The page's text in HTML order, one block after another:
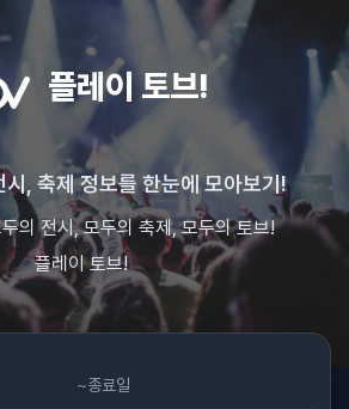
플레이 토브!
, 축제 정보를 한눈에 모아보기!
의 전시, 모두의 축제, 모두의 토브!
플레이 토브!
~